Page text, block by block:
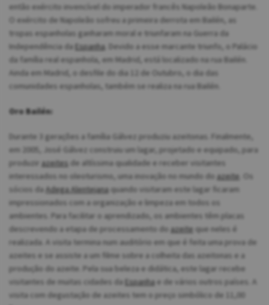
então exército invencível do imperador francês Napoleão Bonaparte.
O exército de Napoleão sofreu a primeira derrota em Bailén, as
tropas espanholas ganharam moral e triunfaram na Guerra da
Independência da Espanha . Devido a esse marcante triunfo, o Palácio
da família real espanhola, em Madrid, está localizado na rua Bailén.
Ainda em Madrid, o desfile do dia 12 de Outubro, o dia das
comunidades espanholas, também se realiza na rua Bailén.
Oro Bailén:
Durante 3 gerações a família Gálvez produziu azeitonas. Finalmente,
em 2005, José Gálvez construiu um lagar, projetado e equipado, para
produzir azeites de altíssima qualidade e receber visitantes
interessados no oleoturismo, uma inovação no mundo do azeite . Os
sócios da Adega Alentejana quando visitaram este lagar ficaram
impressionados com a organização e limpeza em todos os
ambientes. Para facilitar o aprendizado, os ambientes têm placas
descrevendo a etapa de processamento do azeite que neles é
realizada. A visita termina num auditório em que é feita uma prova de
azeites e se assiste a um filme sobre a colheita das azeitonas e a
produção do azeite. Pela sua beleza e didática, este lagar recebe
visitantes de muitas cidades da Espanha e de vários outros países. A
visita com degustação de azeites tem o preço simbólico de 11,00